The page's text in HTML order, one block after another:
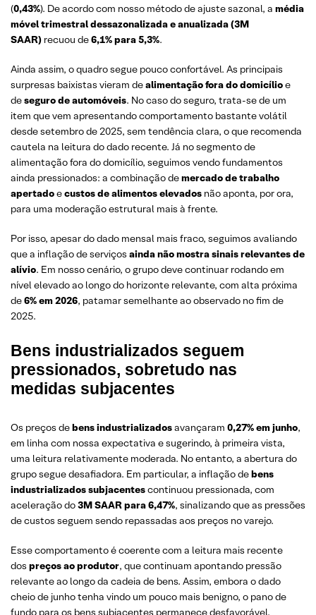
(0,43%). De acordo com nosso método de ajuste sazonal, a média
móvel trimestral dessazonalizada e anualizada (3M
SAAR) recuou de6,1% para 5,3%.
Ainda assim, o quadro segue pouco confortável. As principais
surpresas baixistas vieram dealimentação fora do domicílioe
deseguro de automóveis. No caso do seguro, trata-se de um
item que vem apresentando comportamento bastante volátil
desde setembro de 2025, sem tendência clara, o que recomenda
cautela na leitura do dado recente. Já no segmento de
alimentação fora do domicílio, seguimos vendo fundamentos
ainda pressionados: a combinação demercado de trabalho
apertadoecustos de alimentos elevados não aponta, por ora,
para uma moderação estrutural mais à frente.
Por isso, apesar do dado mensal mais fraco, seguimos avaliando
que a inflação de serviços ainda não mostra sinais relevantes de
alívio. Em nosso cenário, o grupo deve continuar rodando em
nível elevado ao longo do horizonte relevante, com alta próxima
de6% em 2026, patamar semelhante ao observado no fim de
2025.
Bens industrializados seguem
pressionados, sobretudo nas
medidas subjacentes
Os preços debens industrializadosavançaram 0,27% em junho,
em linha com nossa expectativa e sugerindo, à primeira vista,
uma leitura relativamente moderada. No entanto, a abertura do
grupo segue desafiadora. Em particular, a inflação debens
industrializados subjacentescontinuou pressionada, com
aceleração do3M SAAR para 6,47%, sinalizando que as pressões
de custos seguem sendo repassadas aos preços no varejo.
Esse comportamento é coerente com a leitura mais recente
dos preços ao produtor, que continuam apontando pressão
relevante ao longo da cadeia de bens. Assim, embora o dado
cheio de junho tenha vindo um pouco mais benigno, o pano de
fundo para os bens subjacentes permanece desfavorável.